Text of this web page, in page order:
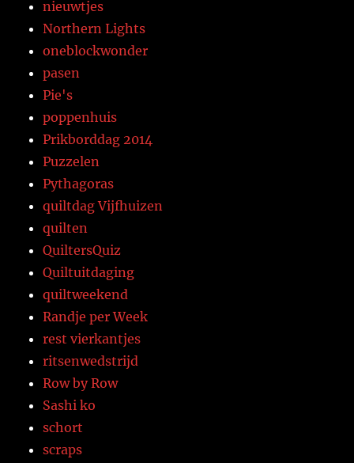
nieuwtjes
Northern Lights
oneblockwonder
pasen
Pie's
poppenhuis
Prikborddag 2014
Puzzelen
Pythagoras
quiltdag Vijfhuizen
quilten
QuiltersQuiz
Quiltuitdaging
quiltweekend
Randje per Week
rest vierkantjes
ritsenwedstrijd
Row by Row
Sashi ko
schort
scraps